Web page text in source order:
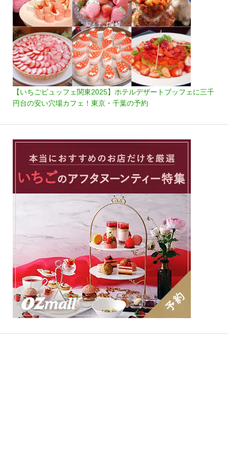
【いちごビュッフェ関東2025】ホテルデザートブッフェに三千
円台の安い穴場カフェ！東京・千葉の予約